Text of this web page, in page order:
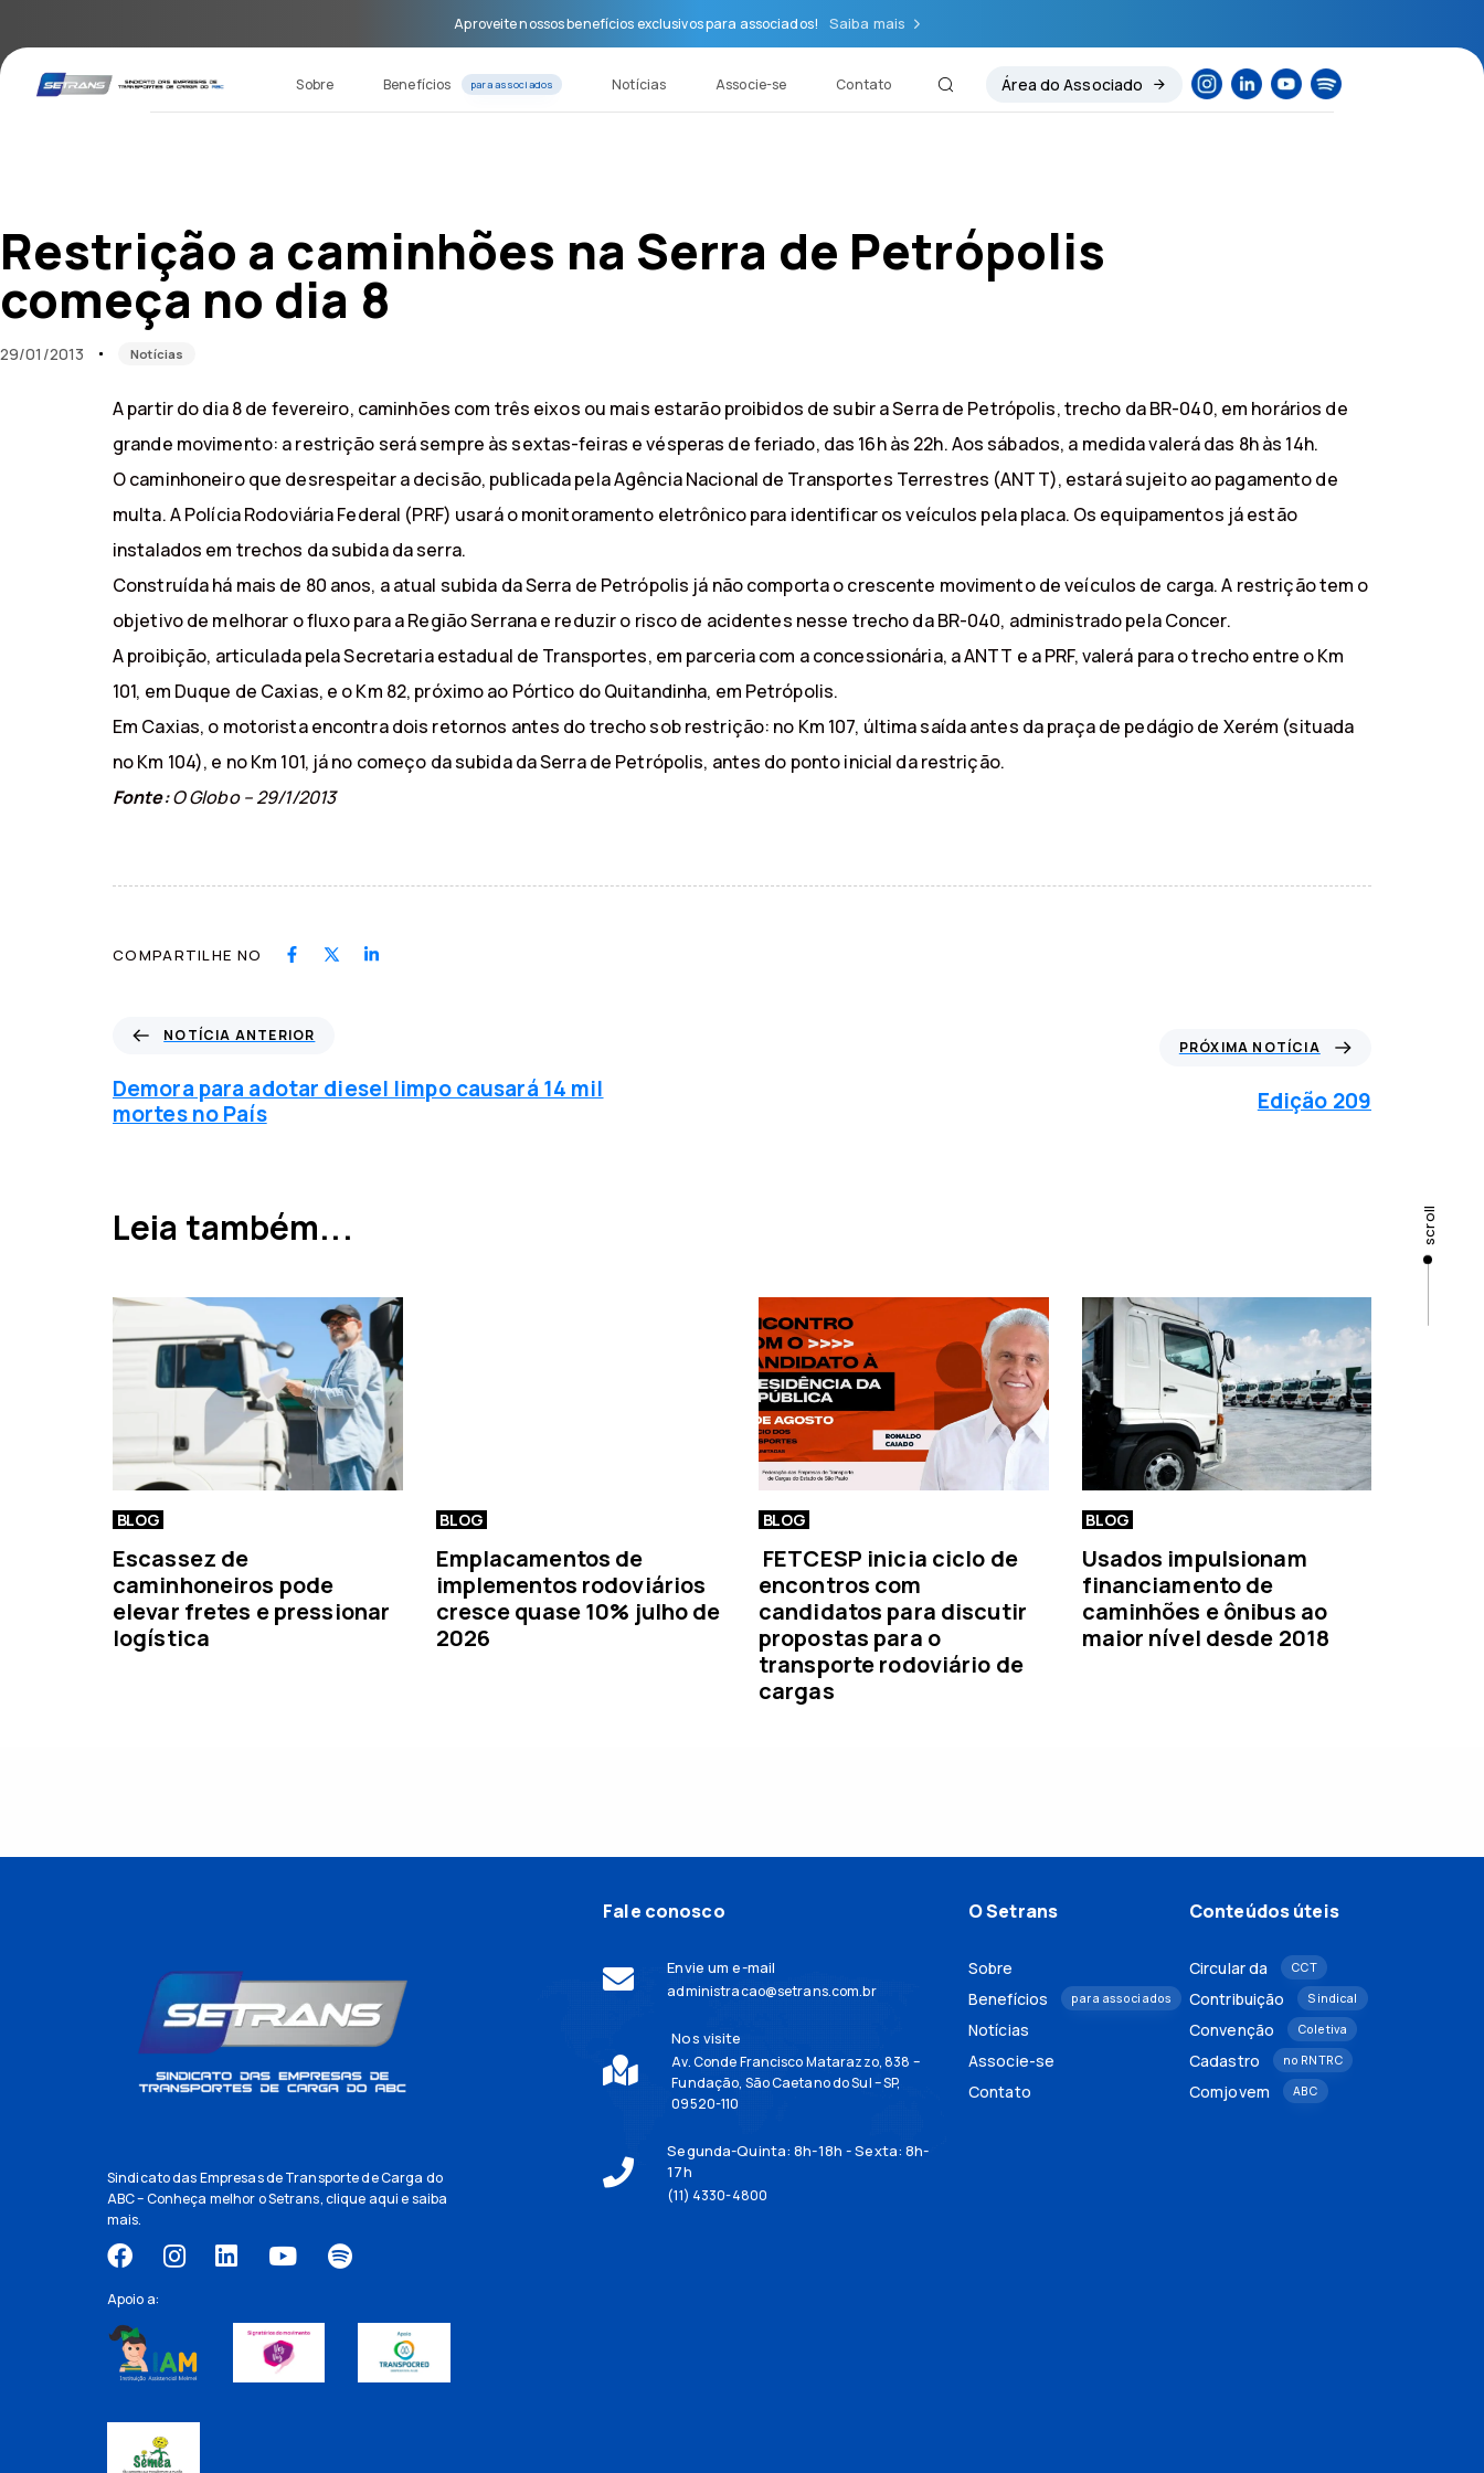
primary
navigation
Aproveite nossos benefícios exclusivos para associados! Saiba mais
Sobre Benefícios para associados Notícias Associe-se Contato Área do Associado
scroll
Restrição a caminhões na Serra de Petrópolis
começa no dia 8
29/01/2013 Notícias
A partir do dia 8 de fevereiro, caminhões com três eixos ou mais estarão proibidos de subir a Serra de Petrópolis, trecho da BR-040, em horários de
grande movimento: a restrição será sempre às sextas-feiras e vésperas de feriado, das 16h às 22h. Aos sábados, a medida valerá das 8h às 14h.
O caminhoneiro que desrespeitar a decisão, publicada pela Agência Nacional de Transportes Terrestres (ANTT), estará sujeito ao pagamento de
multa. A Polícia Rodoviária Federal (PRF) usará o monitoramento eletrônico para identificar os veículos pela placa. Os equipamentos já estão
instalados em trechos da subida da serra.
Construída há mais de 80 anos, a atual subida da Serra de Petrópolis já não comporta o crescente movimento de veículos de carga. A restrição tem o
objetivo de melhorar o fluxo para a Região Serrana e reduzir o risco de acidentes nesse trecho da BR-040, administrado pela Concer.
A proibição, articulada pela Secretaria estadual de Transportes, em parceria com a concessionária, a ANTT e a PRF, valerá para o trecho entre o Km
101, em Duque de Caxias, e o Km 82, próximo ao Pórtico do Quitandinha, em Petrópolis.
Em Caxias, o motorista encontra dois retornos antes do trecho sob restrição: no Km 107, última saída antes da praça de pedágio de Xerém (situada
no Km 104), e no Km 101, já no começo da subida da Serra de Petrópolis, antes do ponto inicial da restrição.
Fonte:O Globo – 29/1/2013
COMPARTILHE NO
t
í
c
n
r
i
NOTÍCIA ANTERIOR
Demora para adotar diesel limpo causará 14 mil
mortes no País
í
c
i
a
PRÓXIMA NOTÍCIA
Edição 209
Leia também...
BLOG
Escassez de
caminhoneiros pode
elevar fretes e pressionar
logística
BLOG
Emplacamentos de
implementos rodoviários
cresce quase 10% julho de
2026
BLOG
FETCESP inicia ciclo de
encontros com
candidatos para discutir
propostas para o
transporte rodoviário de
cargas
BLOG
Usados impulsionam
financiamento de
caminhões e ônibus ao
maior nível desde 2018
Sindicato das Empresas de Transporte de Carga do
ABC – Conheça melhor o Setrans,clique aquie saiba
mais.
Apoio a:
Fale conosco
Envie um e-mail
administracao@setrans.com.br
Nos visite
Av. Conde Francisco Matarazzo, 838 –
Fundação, São Caetano do Sul – SP,
09520-110
Segunda-Quinta: 8h-18h - Sexta: 8h-
17h
(11) 4330-4800
O Setrans
Sobre
Benefícios
para associados
Notícias
Associe-se
Contato
Conteúdos úteis
Circular da CCT
Contribuição Sindical
Convenção Coletiva
Cadastro no RNTRC
Comjovem ABC